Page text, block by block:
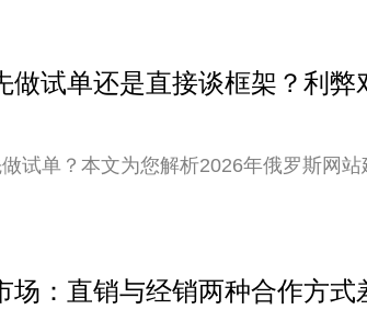
做试单还是直接谈框架？利弊
试单？本文为您解析2026年俄罗斯网
场：直销与经销两种合作方式